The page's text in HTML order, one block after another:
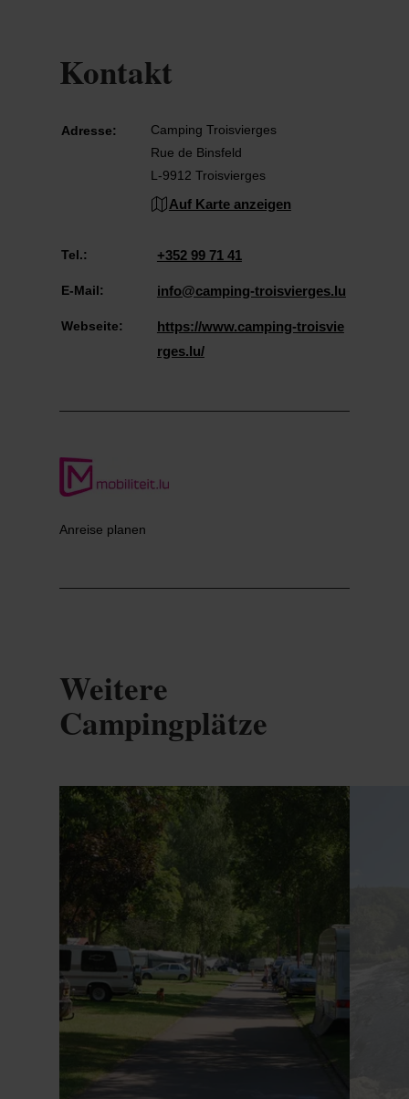
Kontakt
Adresse:
Camping Troisvierges
Rue de Binsfeld
L-9912 Troisvierges
Auf Karte anzeigen
Tel.: +352 99 71 41
E-Mail: info@camping-troisvierges.lu
Webseite:
https://www.camping-troisvie
rges.lu/
Anreise planen
Weitere
Campingplätze